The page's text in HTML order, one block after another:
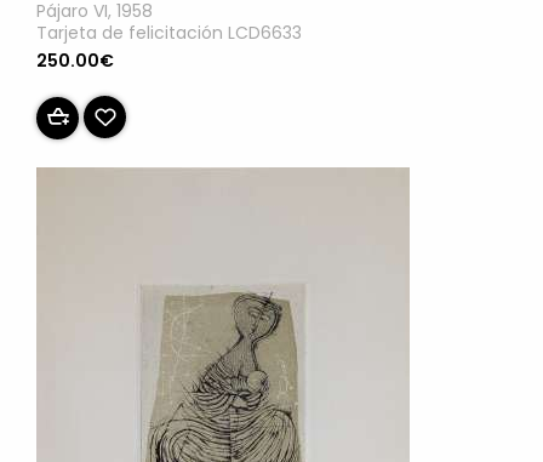
Pájaro VI, 1958
Tarjeta de felicitación LCD6633
250.00€